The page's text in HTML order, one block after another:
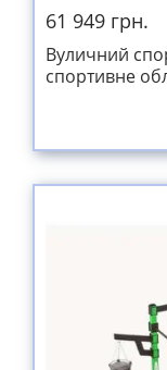
61 949 грн.
Вуличний
спортивне